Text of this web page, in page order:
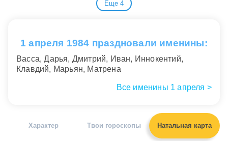
Владимир Петров-Гладкий
Cоветский футболист, тренер
Дата рождения: 01.04.1948
Российский журналист, радиоведущая,
телеведущая, филолог (кандидат филологических
Еще 4
1 апреля 1984 праздновали именины:
Васса, Дарья, Дмитрий, Иван, Иннокентий,
Клавдий, Марьян, Матрена
Все именины 1 апреля >
Характер Твои гороскопы Натальная карта